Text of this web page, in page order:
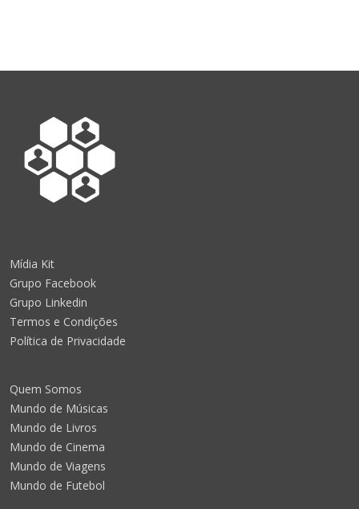
Mídia Kit
Grupo Facebook
Grupo Linkedin
Termos e Condições
Política de Privacidade
Quem Somos
Mundo de Músicas
Mundo de Livros
Mundo de Cinema
Mundo de Viagens
Mundo de Futebol